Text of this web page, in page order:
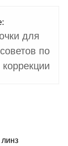
для
по
коррекции